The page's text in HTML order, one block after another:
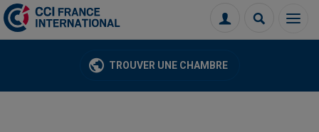
Menu
Connexion
TROUVER UNE CHAMBRE